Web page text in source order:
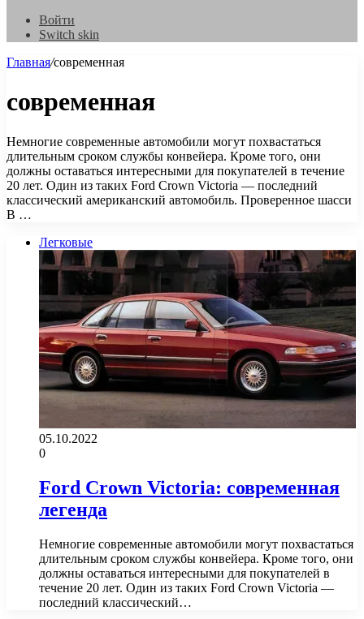
Войти
Switch skin
Главная/современная
современная
Немногие современные автомобили могут похвастаться
длительным сроком службы конвейера. Кроме того, они
должны оставаться интересными для покупателей в течение
20 лет. Один из таких Ford Crown Victoria — последний
классический американский автомобиль. Проверенное шасси
В …
Легковые
05.10.2022
0
Ford Crown Victoria: современная
легенда
Немногие современные автомобили могут похвастаться
длительным сроком службы конвейера. Кроме того, они
должны оставаться интересными для покупателей в
течение 20 лет. Один из таких Ford Crown Victoria —
последний классический…